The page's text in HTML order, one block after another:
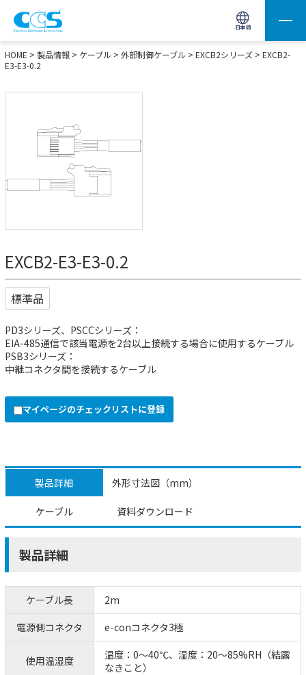
日本語
画像処理用の製品検索 サイト内検索(Enterで実行)
HOME > 製品情報 > ケーブル > 外部制御ケーブル > EXCB2シリーズ > EXCB2-
E3-E3-0.2
EXCB2-E3-E3-0.2
標準品
PD3シリーズ、PSCCシリーズ：
EIA-485通信で該当電源を2台以上接続する場合に使用するケーブル
PSB3シリーズ：
中継コネクタ間を接続するケーブル
マイページのチェックリストに登録
製品詳細 外形寸法図（mm）
ケーブル 資料ダウンロード
製品詳細
ケーブル長
2m
電源側コネクタ
e-conコネクタ3極
使用温湿度
温度：0～40℃、湿度：20～85%RH（結露
なきこと）